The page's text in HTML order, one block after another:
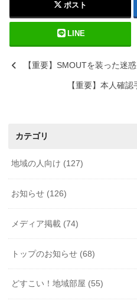
ポスト
LINE
【重要】SMOUTを装った迷
【重要】本人確
カテゴリ
地域の人向け (127)
お知らせ (126)
メディア掲載 (74)
トップのお知らせ (68)
どすこい！地域部屋 (55)